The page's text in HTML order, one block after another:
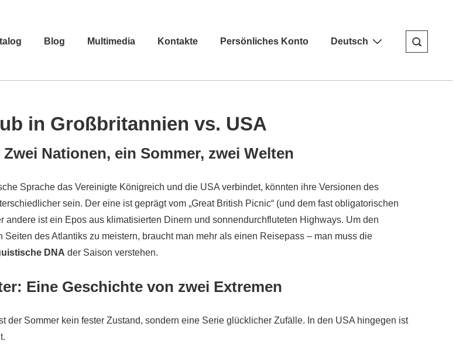
Blog Multimedia Kontakte Persönliches Konto Deutsch
in Großbritannien vs. USA
Nationen, ein Sommer, zwei Welten
Sprache das Vereinigte Königreich und die USA verbindet, könnten ihre Versionen des
sein. Der eine ist geprägt vom „Great British Picnic“ (und dem fast obligatorischen
andere ist ein Epos aus klimatisierten Dinern und sonnendurchfluteten Highways. Um den
Seiten des Atlantiks zu meistern, braucht man mehr als einen Reisepass – man muss die
DNA der Saison verstehen.
Eine Geschichte von zwei Extremen
der Sommer kein fester Zustand, sondern eine Serie glücklicher Zufälle. In den USA hingegen ist